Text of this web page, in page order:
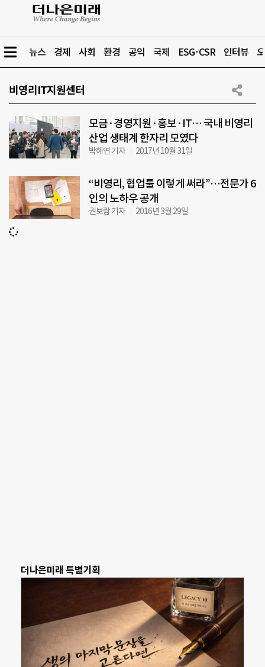
뉴스 경제 사회 환경 공익 국제 ESG·CSR 인터뷰
비영리IT지원센터
모금·경영지원·홍보·IT… 국내 비영리
산업 생태계 한자리 모였다
박혜연 기자 2017년 10월 31일
“비영리, 협업툴 이렇게 써라”…전문가 6
인의 노하우 공개
권보람 기자 2016년 3월 29일
더나은미래 특별기획